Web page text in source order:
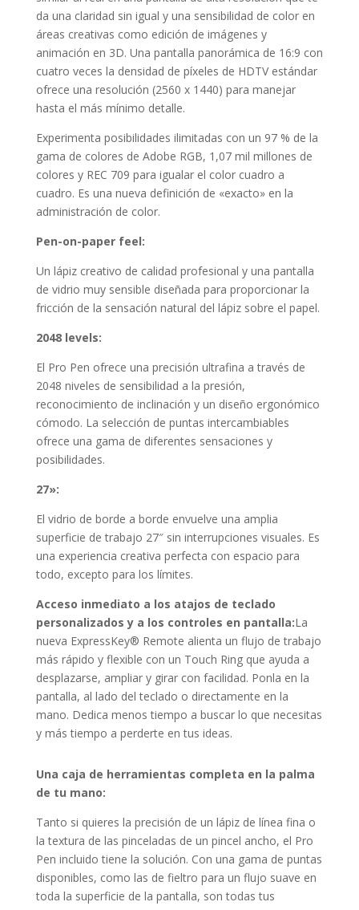
da una claridad sin igual y una sensibilidad de color en
áreas creativas como edición de imágenes y
animación en 3D. Una pantalla panorámica de 16:9 con
cuatro veces la densidad de píxeles de HDTV estándar
ofrece una resolución (2560 x 1440) para manejar
hasta el más mínimo detalle.
Experimenta posibilidades ilimitadas con un 97 % de la
gama de colores de Adobe RGB, 1,07 mil millones de
colores y REC 709 para igualar el color cuadro a
cuadro. Es una nueva definición de «exacto» en la
administración de color.
Pen-on-paper feel:
Un lápiz creativo de calidad profesional y una pantalla
de vidrio muy sensible diseñada para proporcionar la
fricción de la sensación natural del lápiz sobre el papel.
2048 levels:
El Pro Pen ofrece una precisión ultrafina a través de
2048 niveles de sensibilidad a la presión,
reconocimiento de inclinación y un diseño ergonómico
cómodo. La selección de puntas intercambiables
ofrece una gama de diferentes sensaciones y
posibilidades.
27»:
El vidrio de borde a borde envuelve una amplia
superficie de trabajo 27″ sin interrupciones visuales. Es
una experiencia creativa perfecta con espacio para
todo, excepto para los límites.
Acceso inmediato a los atajos de teclado
personalizados y a los controles en pantalla:La
nueva ExpressKey® Remote alienta un flujo de trabajo
más rápido y flexible con un Touch Ring que ayuda a
desplazarse, ampliar y girar con facilidad. Ponla en la
pantalla, al lado del teclado o directamente en la
mano. Dedica menos tiempo a buscar lo que necesitas
y más tiempo a perderte en tus ideas.
Una caja de herramientas completa en la palma
de tu mano:
Tanto si quieres la precisión de un lápiz de línea fina o
la textura de las pinceladas de un pincel ancho, el Pro
Pen incluido tiene la solución. Con una gama de puntas
disponibles, como las de fieltro para un flujo suave en
toda la superficie de la pantalla, son todas tus